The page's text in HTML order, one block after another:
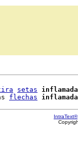
setas
flechas
IntraText®